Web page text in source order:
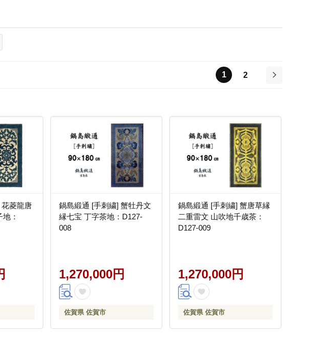
1
2
菱龍唐
：
鍋島緞通 [手刺繍] 蟹牡丹文
縁七宝 丁字茶地：D127-
008
1,270,000円
佐賀県 佐賀市
鍋島緞通 [手刺繍] 蟹唐草縁
二重雷文 山吹地千歳茶：
D127-009
1,270,000円
佐賀県 佐賀市